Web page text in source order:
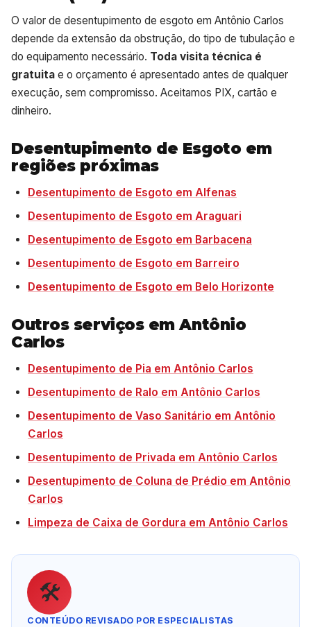
O valor de desentupimento de esgoto em Antônio Carlos
depende da extensão da obstrução, do tipo de tubulação e
do equipamento necessário. Toda visita técnica é
gratuita e o orçamento é apresentado antes de qualquer
execução, sem compromisso. Aceitamos PIX, cartão e
dinheiro.
Desentupimento de Esgoto em
regiões próximas
Desentupimento de Esgoto em Alfenas
Desentupimento de Esgoto em Araguari
Desentupimento de Esgoto em Barbacena
Desentupimento de Esgoto em Barreiro
Desentupimento de Esgoto em Belo Horizonte
Outros serviços em Antônio
Carlos
Desentupimento de Pia em Antônio Carlos
Desentupimento de Ralo em Antônio Carlos
Desentupimento de Vaso Sanitário em Antônio
Carlos
Desentupimento de Privada em Antônio Carlos
Desentupimento de Coluna de Prédio em Antônio
Carlos
Limpeza de Caixa de Gordura em Antônio Carlos
🛠️
CONTEÚDO REVISADO POR ESPECIALISTAS